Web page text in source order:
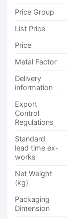
Price Group
List Price
Price
Metal Factor
Delivery
information
Export
Control
Regulations
Standard
lead time ex-
works
Net Weight
(kg)
Packaging
Dimension